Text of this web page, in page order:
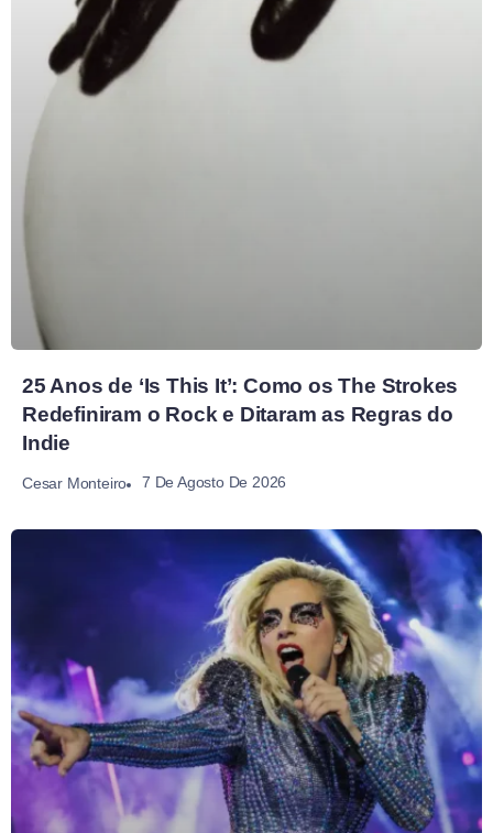
25 Anos de ‘Is This It’: Como os The Strokes
Redefiniram o Rock e Ditaram as Regras do
Indie
Cesar Monteiro 7 De Agosto De 2026